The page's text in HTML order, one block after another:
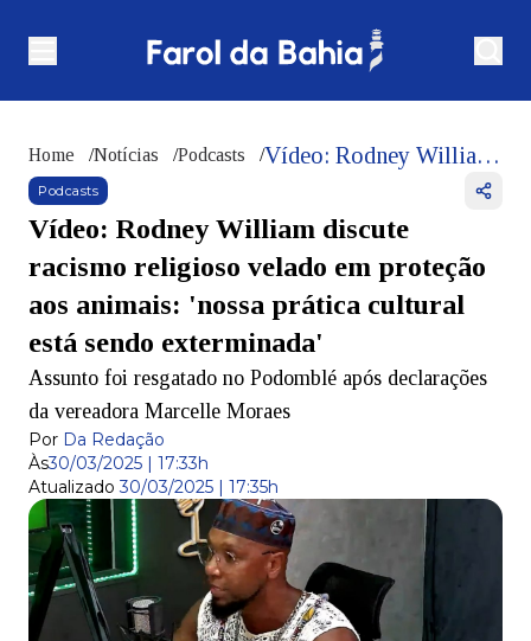
Home /Notícias /Podcasts / Vídeo: Rodney William discute racismo religioso velado em proteção aos animais: 'nossa prática cultural está sendo exterminada'
Podcasts
Vídeo: Rodney William discute
racismo religioso velado em proteção
aos animais: 'nossa prática cultural
está sendo exterminada'
Assunto foi resgatado no Podomblé após declarações
da vereadora Marcelle Moraes
Por Da Redação
Às30/03/2025 | 17:33h
Atualizado 30/03/2025 | 17:35h